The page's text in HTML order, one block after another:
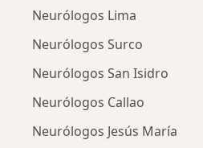
Neurólogos Lima
Neurólogos Surco
Neurólogos San Isidro
Neurólogos Callao
Neurólogos Jesús María